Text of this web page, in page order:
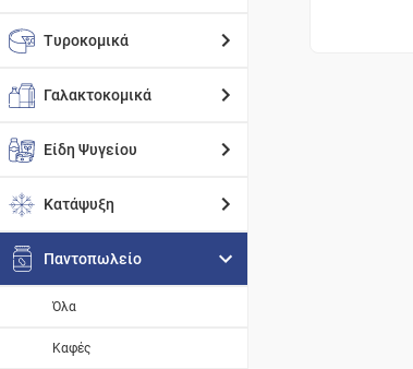
Τυροκομικά
Γαλακτοκομικά
Είδη Ψυγείου
Κατάψυξη
Παντοπωλείο
Όλα
Καφές